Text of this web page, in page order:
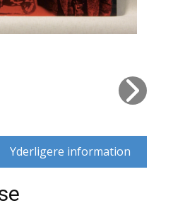
Religion
Yderligere information